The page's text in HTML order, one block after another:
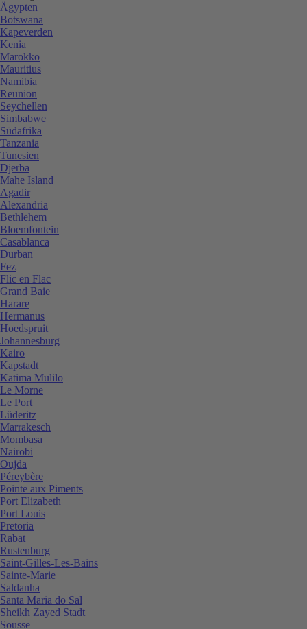
Ägypten
Botswana
Kapeverden
Kenia
Marokko
Mauritius
Namibia
Reunion
Seychellen
Simbabwe
Südafrika
Tanzania
Tunesien
Djerba
Mahe Island
Agadir
Alexandria
Bethlehem
Bloemfontein
Casablanca
Durban
Fez
Flic en Flac
Grand Baie
Harare
Hermanus
Hoedspruit
Johannesburg
Kairo
Kapstadt
Katima Mulilo
Le Morne
Le Port
Lüderitz
Marrakesch
Mombasa
Nairobi
Oujda
Péreybère
Pointe aux Piments
Port Elizabeth
Port Louis
Pretoria
Rabat
Rustenburg
Saint-Gilles-Les-Bains
Sainte-Marie
Saldanha
Santa Maria do Sal
Sheikh Zayed Stadt
Sousse